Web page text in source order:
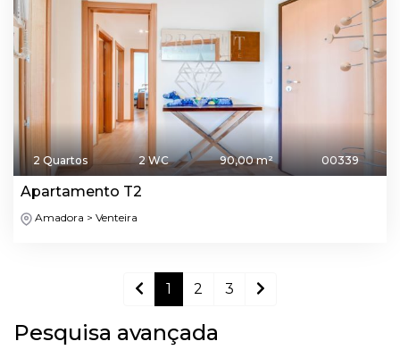
2 Quartos 2 WC 90,00 m² 00339
Apartamento T2
Amadora > Venteira
1 2 3
Pesquisa avançada